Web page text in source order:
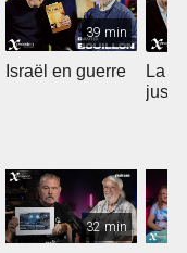
39 min
Israël en guerre
La
32 min